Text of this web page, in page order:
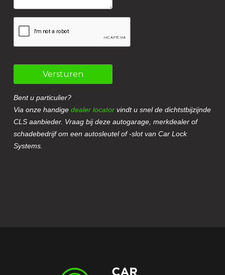
Versturen
Bent u particulier?
Via onze handigedealer locator vindt u snel de dichtstbijzijnde
CLS aanbieder. Vraag bij deze autogarage, merkdealer of
schadebedrijf om een autosleutel of -slot van Car Lock
Systems.